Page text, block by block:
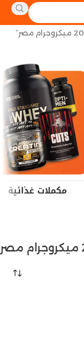
مكملات غذائية